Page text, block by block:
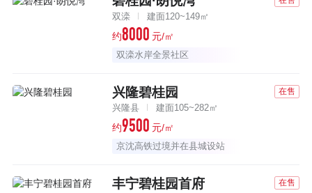
双滦 建面120~149㎡
约8000 元/㎡
双滦水岸全景社区
兴隆碧桂园 在售
兴隆县 建面105~282㎡
约9500 元/㎡
京沈高铁过境并在县城设站
丰宁碧桂园首府 在售